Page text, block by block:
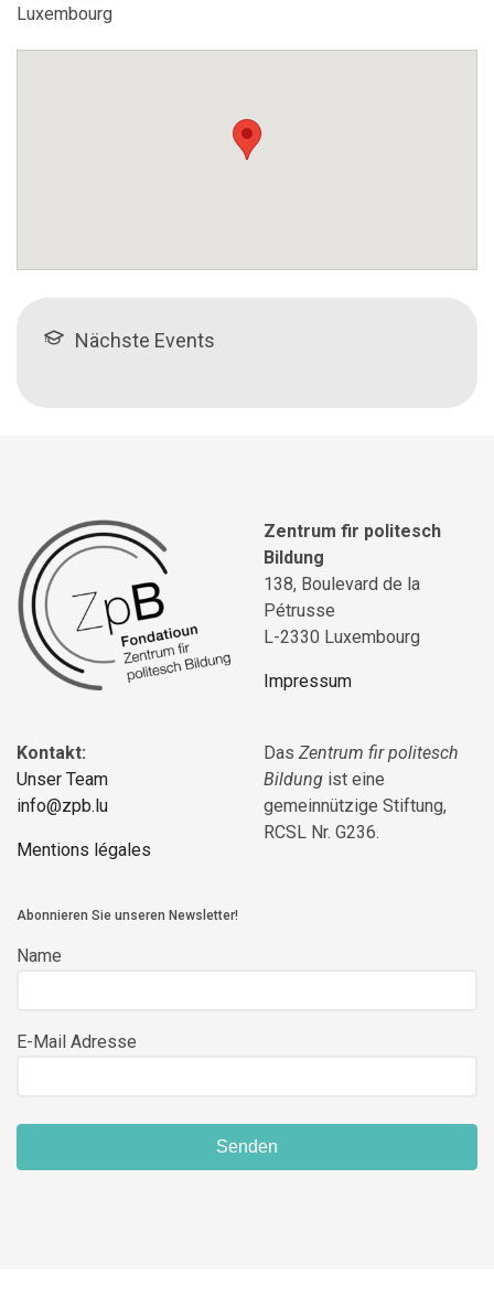
Luxembourg
Nächste Events
Zentrum fir politesch
Bildung
138, Boulevard de la
Pétrusse
L-2330 Luxembourg
Impressum
Kontakt:
Unser Team
info@zpb.lu
Mentions légales
Das Zentrum fir politesch
Bildung ist eine
gemeinnützige Stiftung,
RCSL Nr. G236.
Abonnieren Sie unseren Newsletter!
Name
E-Mail Adresse
Senden